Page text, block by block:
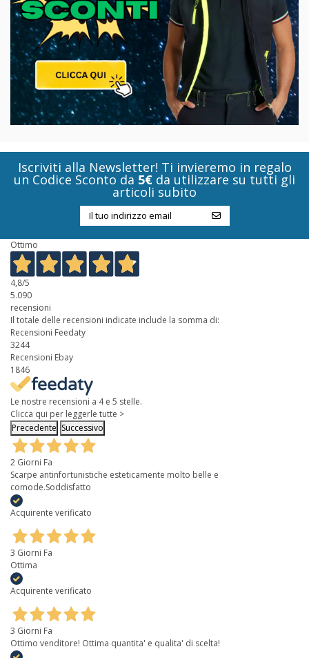
Iscriviti alla Newsletter! Ti invieremo in regalo
un Codice Sconto da 5€ da utilizzare su tutti gli
articoli subito
Ottimo
4,8/5
5.090
recensioni
Il totale delle recensioni indicate include la somma di:
Recensioni Feedaty
3244
Recensioni Ebay
1846
Le nostre recensioni a 4 e 5 stelle.
Clicca qui per leggerle tutte >
Precedente Successivo
2 Giorni Fa
Scarpe antinfortunistiche esteticamente molto belle e
comode.Soddisfatto
Acquirente verificato
3 Giorni Fa
Ottima
Acquirente verificato
3 Giorni Fa
Ottimo venditore! Ottima quantita' e qualita' di scelta!